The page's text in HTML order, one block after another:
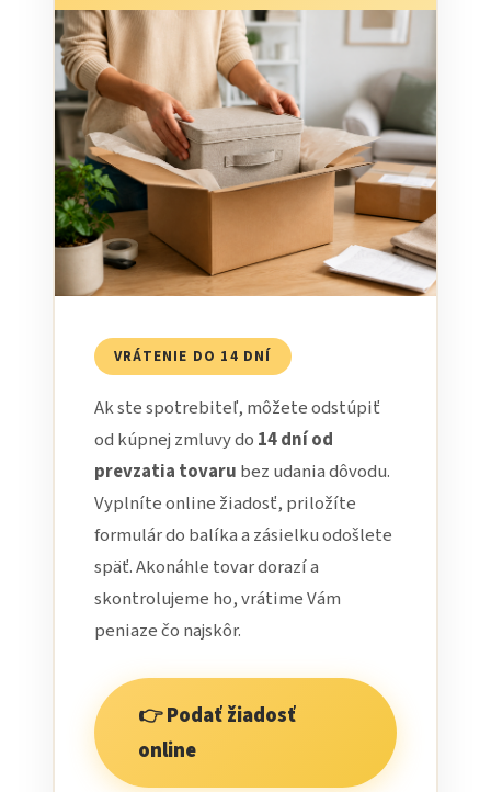
VRÁTENIE DO 14 DNÍ
Ak ste spotrebiteľ, môžete odstúpiť
od kúpnej zmluvy do 14 dní od
prevzatia tovaru bez udania dôvodu.
Vyplníte online žiadosť, priložíte
formulár do balíka a zásielku odošlete
späť. Akonáhle tovar dorazí a
skontrolujeme ho, vrátime Vám
peniaze čo najskôr.
👉 Podať žiadosť
online